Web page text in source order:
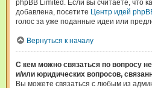
phpBB Limited. Если вы считаете, что
добавлена, посетите Центр идей
голос за уже поданные идеи или
Вернуться к началу
С кем можно связаться по вопросу
и/или юридических вопросов,
Вы можете связаться с любым из